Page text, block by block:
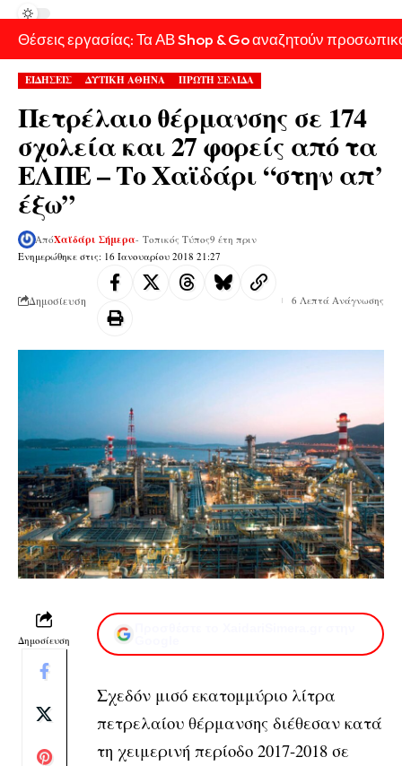
Θέσεις εργασίας: Τα ΑΒ Shop & Go αναζητούν
ΕΙΔΗΣΕΙΣ ΔΥΤΙΚΗ ΑΘΗΝΑ ΠΡΩΤΗ ΣΕΛΙΔΑ
Πετρέλαιο θέρμανσης σε 174
σχολεία και 27 φορείς από τα
ΕΛΠΕ – Το Χαϊδάρι “στην απ’
έξω”
Ενημερώθηκε στις: 16 Ιανουαρίου 2018 21:27
ΑπόΧαϊδάρι Σήμερα- Τοπικός Τύπος9 έτη πριν
Δημοσίευση 6 Λεπτά Ανάγνωσης
Δημοσίευση
Σχεδόν μισό εκατομμύριο λίτρα
πετρελαίου θέρμανσης διέθεσαν κατά
τη χειμερινή περίοδο 2017-2018 σε